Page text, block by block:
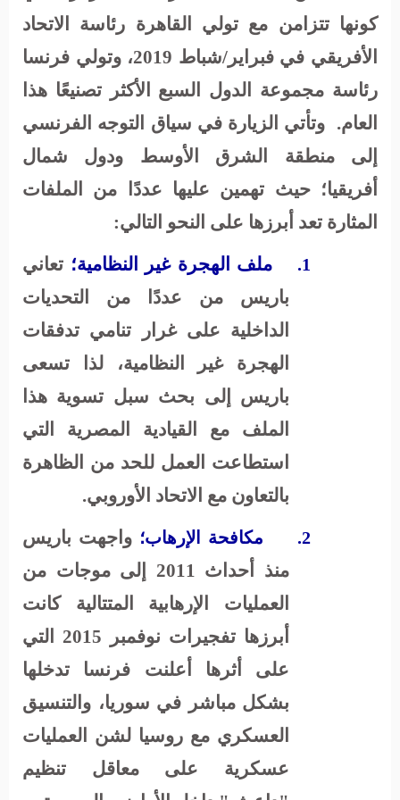
كونها تتزامن مع تولي القاهرة رئاسة الاتحاد
الأفريقي في فبراير/شباط 2019، وتولي فرنسا
رئاسة مجموعة الدول السبع الأكثر تصنيعًا هذا
العام. وتأتي الزيارة في سياق التوجه الفرنسي
إلى منطقة الشرق الأوسط ودول شمال
أفريقيا؛ حيث تهمين عليها عددًا من الملفات
المثارة تعد أبرزها على النحو التالي:
1. ملف الهجرة غير النظامية؛ تعاني
باريس من عددًا من التحديات
الداخلية على غرار تنامي تدفقات
الهجرة غير النظامية، لذا تسعى
باريس إلى بحث سبل تسوية هذا
الملف مع القيادية المصرية التي
استطاعت العمل للحد من الظاهرة
بالتعاون مع الاتحاد الأوروبي.
2. مكافحة الإرهاب؛ واجهت باريس
منذ أحداث 2011 إلى موجات من
العمليات الإرهابية المتتالية كانت
أبرزها تفجيرات نوفمبر 2015 التي
على أثرها أعلنت فرنسا تدخلها
بشكل مباشر في سوريا، والتنسيق
العسكري مع روسيا لشن العمليات
عسكرية على معاقل تنظيم